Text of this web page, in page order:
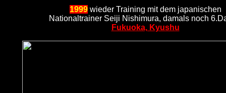
1999wieder Training mit dem japanischen
Nationaltrainer Seiji Nishimura, damals noch
Fukuoka, Kyushu